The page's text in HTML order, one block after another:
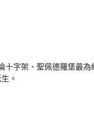
字架、聖佩德羅堡最
。